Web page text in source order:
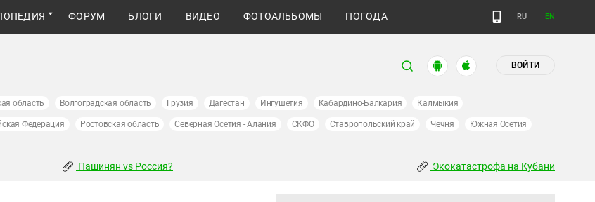
ФОРУМ БЛОГИ ВИДЕО ФОТОАЛЬБОМЫ ПОГОДА RU EN
ВОЙТИ
область Волгоградская область Грузия Дагестан Ингушетия Кабардино-Балкария Калмыкия
Федерация Ростовская область Северная Осетия - Алания СКФО Ставропольский край Чечня Южная Осетия
Пашинян vs Россия? Экокатастрофа на Кубани